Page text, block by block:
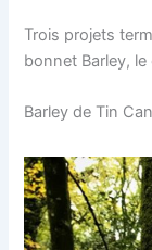
Trois projets
bonnet Barley,
Barley de Tin